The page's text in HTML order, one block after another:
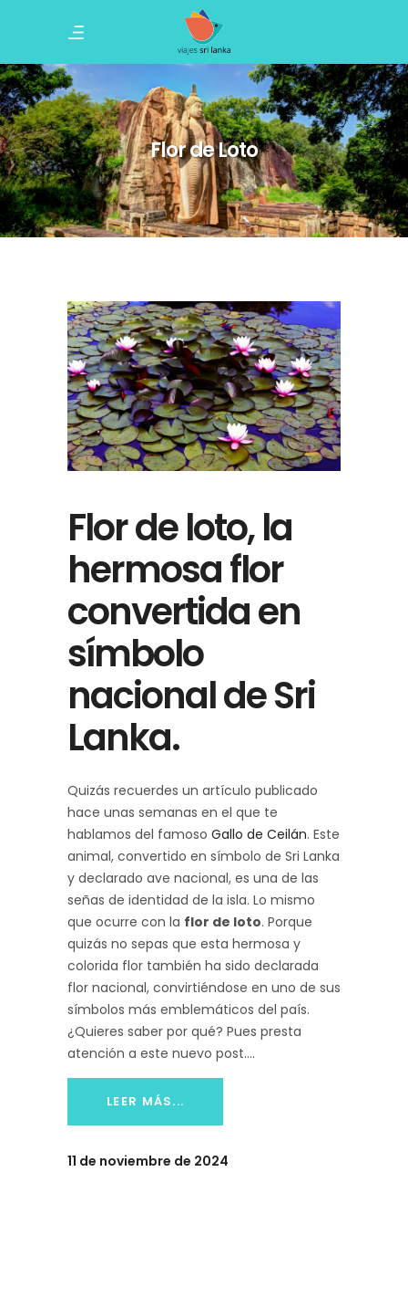
Flor de Loto
Flor de loto, la
hermosa flor
convertida en
símbolo
nacional de Sri
Lanka.
Quizás recuerdes un artículo publicado
hace unas semanas en el que te
hablamos del famoso Gallo de Ceilán. Este
animal, convertido en símbolo de Sri Lanka
y declarado ave nacional, es una de las
señas de identidad de la isla. Lo mismo
que ocurre con la flor de loto. Porque
quizás no sepas que esta hermosa y
colorida flor también ha sido declarada
flor nacional, convirtiéndose en uno de sus
símbolos más emblemáticos del país.
¿Quieres saber por qué? Pues presta
atención a este nuevo post.
LEER MÁS...
11 de noviembre de 2024